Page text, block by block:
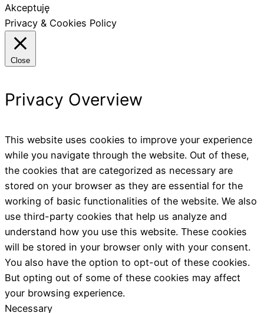
Akceptuję
Privacy & Cookies Policy
Close
Privacy Overview
This website uses cookies to improve your experience
while you navigate through the website. Out of these,
the cookies that are categorized as necessary are
stored on your browser as they are essential for the
working of basic functionalities of the website. We also
use third-party cookies that help us analyze and
understand how you use this website. These cookies
will be stored in your browser only with your consent.
You also have the option to opt-out of these cookies.
But opting out of some of these cookies may affect
your browsing experience.
Necessary